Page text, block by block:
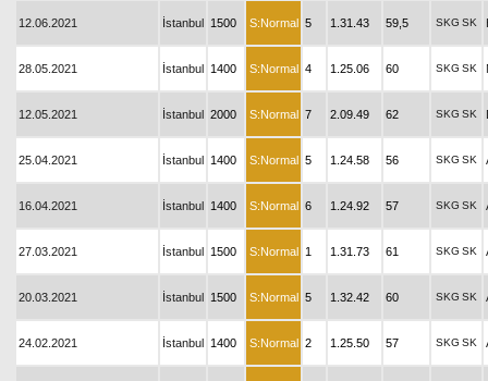
12.06.2021 İstanbul 1500 S:Normal 5 1.31.43 59,5 SKG SK
28.05.2021 İstanbul 1400 S:Normal 4 1.25.06 60 SKG SK
12.05.2021 İstanbul 2000 S:Normal 7 2.09.49 62 SKG SK
25.04.2021 İstanbul 1400 S:Normal 5 1.24.58 56 SKG SK
16.04.2021 İstanbul 1400 S:Normal 6 1.24.92 57 SKG SK
27.03.2021 İstanbul 1500 S:Normal 1 1.31.73 61 SKG SK
20.03.2021 İstanbul 1500 S:Normal 5 1.32.42 60 SKG SK
24.02.2021 İstanbul 1400 S:Normal 2 1.25.50 57 SKG SK